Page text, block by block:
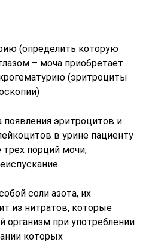
(определить которую
– моча приобретает
(эритроциты
появления эритроцитов и
в урине пациенту
трех порций мочи,
соли азота, их
из нитратов, которые
организм при употреблении
которых